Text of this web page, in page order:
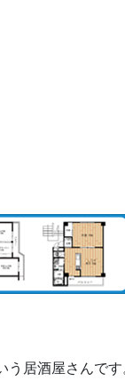
う居酒屋さんです